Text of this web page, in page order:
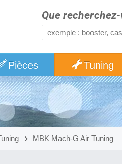
Que
Pièces Tuning
MBK Mach-G Air Tuning